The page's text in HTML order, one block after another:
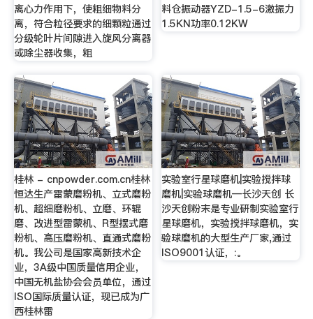
离心力作用下，使粗细物料分
离，符合粒径要求的细颗粒通过
分级轮叶片间隙进入旋风分离器
或除尘器收集，粗
料仓振动器YZD-1.5-6激振力
1.5KN功率0.12KW
桂林 - cnpowder.com.cn桂林
恒达生产雷蒙磨粉机、立式磨粉
机、超细磨粉机、立磨、环辊
磨、改进型雷蒙机、R型摆式磨
粉机、高压磨粉机、直通式磨粉
机。我公司是国家高新技术企
业，3A级中国质量信用企业，
中国无机盐协会会员单位，通过
ISO国际质量认证，现已成为广
西桂林雷
实验室行星球磨机|实验搅拌球
磨机|实验球磨机—长沙天创 长
沙天创粉末是专业研制实验室行
星球磨机，实验搅拌球磨机，实
验球磨机的大型生产厂家,通过
ISO9001认证，:。